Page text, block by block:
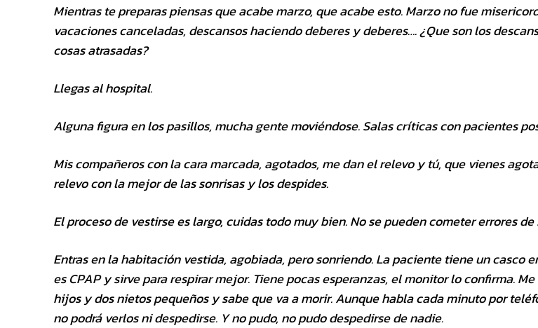
Mientras te preparas piensas que acabe marzo, que acabe esto. Marzo no fue
vacaciones canceladas, descansos haciendo deberes y deberes…. ¿Que son los
cosas atrasadas?
Llegas al hospital.
Alguna figura en los pasillos, mucha gente moviéndose. Salas críticas con pacientes
Mis compañeros con la cara marcada, agotados, me dan el relevo y tú, que vienes
relevo con la mejor de las sonrisas y los despides.
El proceso de vestirse es largo, cuidas todo muy bien. No se pueden cometer errores
Entras en la habitación vestida, agobiada, pero sonriendo. La paciente tiene un casco
es CPAP y sirve para respirar mejor. Tiene pocas esperanzas, el monitor lo confirma.
hijos y dos nietos pequeños y sabe que va a morir. Aunque habla cada minuto por
no podrá verlos ni despedirse. Y no pudo, no pudo despedirse de nadie.